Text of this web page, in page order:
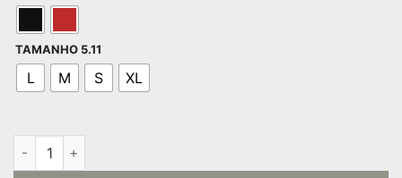
TAMANHO 5.11
L M S XL
Quantidade de T´SHIRT KICKING AXE